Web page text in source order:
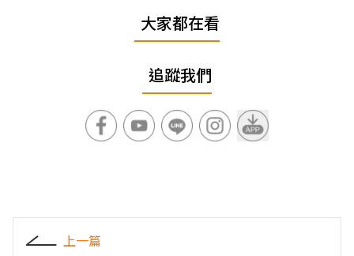
大家都在看
追蹤我們
上一篇